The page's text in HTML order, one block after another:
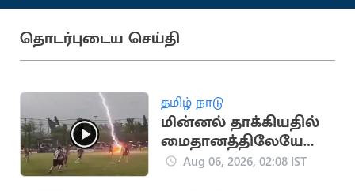
தொடர்புடைய செய்தி
தமிழ் நாடு
மின்னல் தாக்கியதில்
மைதானத்திலேயே
வீரர் உயிரிழப்பு - 12 பேர்
Aug 06, 2026, 02:08 IST